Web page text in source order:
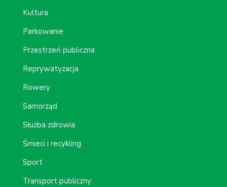
Kultura
Parkowanie
Przestrzeń publiczna
Reprywatyzacja
Rowery
Samorząd
Służba zdrowia
Śmieci i recykling
Sport
Transport publiczny